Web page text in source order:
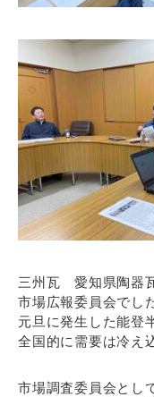
三州瓦 愛知県陶器
市場広報委員会でし
元旦に発生した能登
全国的に需要は冷え
市場調査委員会とし